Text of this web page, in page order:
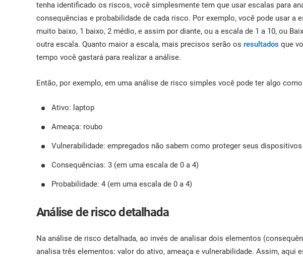
tenha identificado os riscos, você simplesmente tem que usar escalas para
consequências e probabilidade de cada risco. Por exemplo, você pode usar a
muito baixo, 1 baixo, 2 médio, e assim por diante, ou a escala de 1 a 10, ou
outra escala. Quanto maior a escala, mais precisos serão os resultados que
tempo você gastará para realizar a análise.
Então, por exemplo, em uma análise de risco simples você pode ter algo
Ativo: laptop
Ameaça: roubo
Vulnerabilidade: empregados não sabem como proteger seus
Consequências: 3 (em uma escala de 0 a 4)
Probabilidade: 4 (em uma escala de 0 a 4)
Análise de risco detalhada
Na análise de risco detalhada, ao invés de analisar dois elementos
analisa três elementos: valor do ativo, ameaça e vulnerabilidade. Assim, aqui